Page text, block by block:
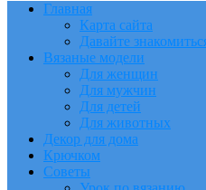
Главная
Карта сайта
Давайте
Вязаные модели
Для женщин
Для мужчин
Для детей
Для животных
Декор для дома
Крючком
Советы